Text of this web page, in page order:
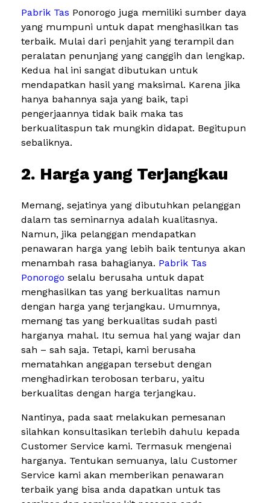
Pabrik Tas Ponorogo juga memiliki sumber daya
yang mumpuni untuk dapat menghasilkan tas
terbaik. Mulai dari penjahit yang terampil dan
peralatan penunjang yang canggih dan lengkap.
Kedua hal ini sangat dibutukan untuk
mendapatkan hasil yang maksimal. Karena jika
hanya bahannya saja yang baik, tapi
pengerjaannya tidak baik maka tas
berkualitaspun tak mungkin didapat. Begitupun
sebaliknya.
2. Harga yang Terjangkau
Memang, sejatinya yang dibutuhkan pelanggan
dalam tas seminarnya adalah kualitasnya.
Namun, jika pelanggan mendapatkan
penawaran harga yang lebih baik tentunya akan
menambah rasa bahagianya. Pabrik Tas
Ponorogo selalu berusaha untuk dapat
menghasilkan tas yang berkualitas namun
dengan harga yang terjangkau. Umumnya,
memang tas yang berkualitas sudah pasti
harganya mahal. Itu semua hal yang wajar dan
sah – sah saja. Tetapi, kami berusaha
mematahkan anggapan tersebut dengan
menghadirkan terobosan terbaru, yaitu
berkualitas dengan harga terjangkau.
Nantinya, pada saat melakukan pemesanan
silahkan konsultasikan terlebih dahulu kepada
Customer Service kami. Termasuk mengenai
harganya. Tentukan semuanya, lalu Customer
Service kami akan memberikan penawaran
terbaik yang bisa anda dapatkan untuk tas